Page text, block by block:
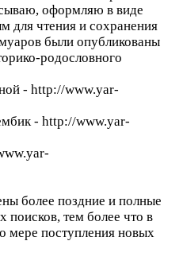
оформляю в виде
чтения и сохранения
были опубликованы
родословного
- http://www.yar-
- http://www.yar-
более поздние и полные
поисков, тем более что в
мере поступления новых